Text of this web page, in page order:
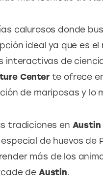
calurosos donde
ideal ya que es
interactivas de
Center te ofrece
de mariposas y lo
tradiciones en Austin
de huevos de
más de los
de Austin.